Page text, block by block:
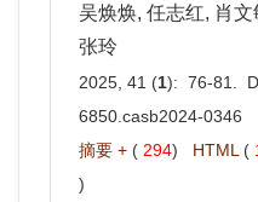
吴焕焕, 任志红, 肖
张玲
2025, 41 (1): 76-81.
6850.casb2024-0346
摘要 + ( 294) HTML (
)